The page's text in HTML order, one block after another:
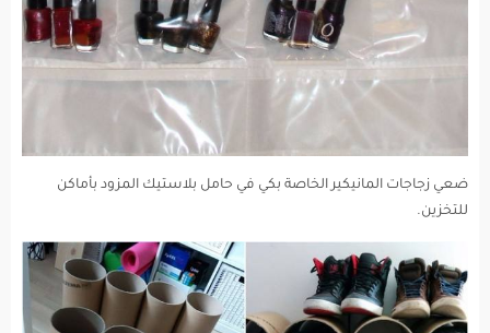
ضعي زجاجات المانيكير الخاصة بكي في حامل بلاستيك المزود بأماكن
للتخزين.